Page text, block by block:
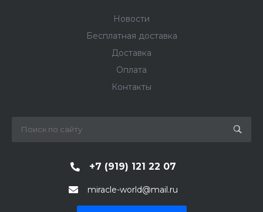
Новости
Бесплатная доставка
Доставка
Оплата
Контакты
+7 (919) 121 22 07
miracle-world@mail.ru